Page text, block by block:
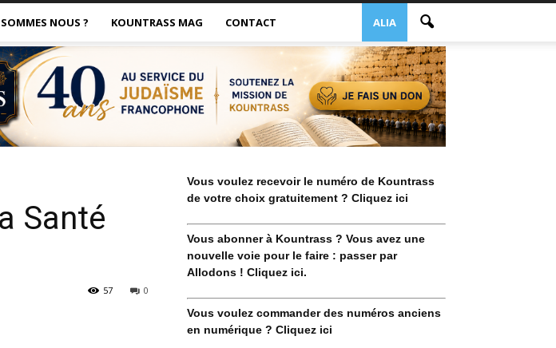
ALIA
NOUS ? KOUNTRASS MAG CONTACT
Santé
0
57
Vous voulez recevoir le numéro de Kountrass
de votre choix gratuitement ? Cliquez ici
Vous abonner à Kountrass ? Vous avez une
nouvelle voie pour le faire : passer par
Allodons ! Cliquez ici.
Vous voulez commander des numéros anciens
en numérique ? Cliquez ici